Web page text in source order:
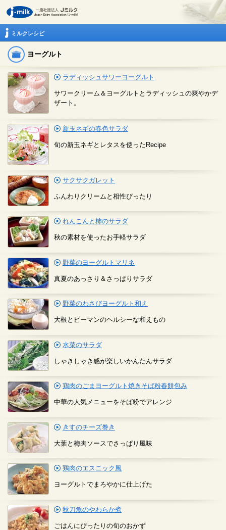
ミルクレシピ
ヨーグルト
ラディッシュサワーヨーグルト
サワークリーム＆ヨーグルトとラディッシュの爽やかデ
ザート。
新玉ネギの春色サラダ
旬の新玉ネギとレタスを使ったRecipe
サクサクガレット
ふんわりクリームと相性ぴったり
れんこんと柿のサラダ
秋の素材を使ったお手軽サラダ
野菜のヨーグルトマリネ
真夏のあっさり＆さっぱりサラダ
野菜のわさびヨーグルト和え
大根とピーマンのヘルシーな和えもの
水菜のサラダ
しゃきしゃき感が楽しいかんたんサラダ
鶏肉のごまヨーグルト焼きそば粉春餅包み
中華の人気メニューをそば粉でアレンジ
きすのチーズ巻き
大葉と梅肉ソースでさっぱり風味
鶏肉のエスニック風
ヨーグルトでまろやかに仕上げた
秋刀魚のやわらか煮
ごはんにぴったりの旬のおかず